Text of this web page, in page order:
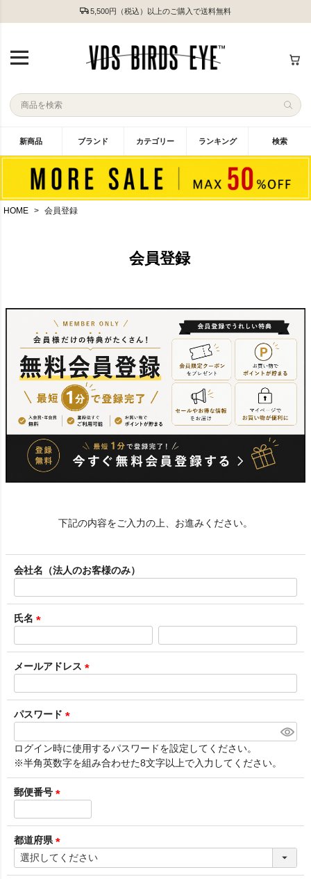
5,500円（税込）以上のご購入で送料無料
新商品 ブランド カテゴリー ランキング 検索
HOME 会員登録
会員登録
下記の内容をご入力の上、お進みください。
会社名（法人のお客様のみ）
氏名
必
須
メールアドレス
必
パスワード
必
須
)
ログイン時に使用するパスワードを設定してください。
※半角英数字を組み合わせた8文字以上で入力してください。
郵便番号
必
須
)
都道府県
(
必